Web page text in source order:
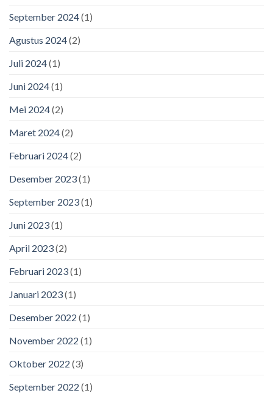
September 2024(1)
Agustus 2024(2)
Juli 2024(1)
Juni 2024(1)
Mei 2024(2)
Maret 2024(2)
Februari 2024(2)
Desember 2023(1)
September 2023(1)
Juni 2023(1)
April 2023(2)
Februari 2023(1)
Januari 2023(1)
Desember 2022 (1)
November 2022 (1)
Oktober 2022 (3)
September 2022 (1)